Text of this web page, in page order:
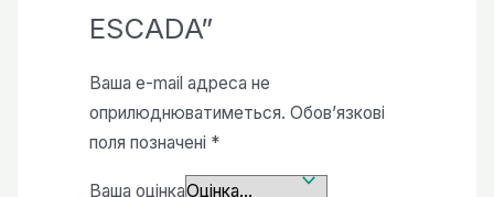
ESCADA”
Ваша e-mail адреса не
оприлюднюватиметься. Обов’язкові
поля позначені *
Ваша оцінка